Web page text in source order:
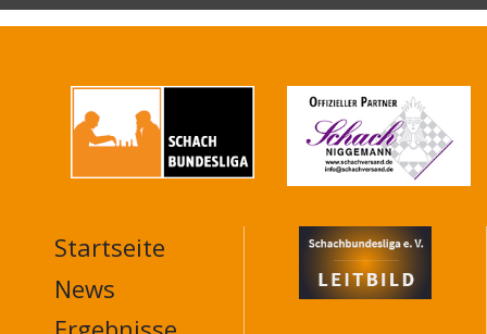
MAIN
NAVIGATION
FOOTER
Startseite
News